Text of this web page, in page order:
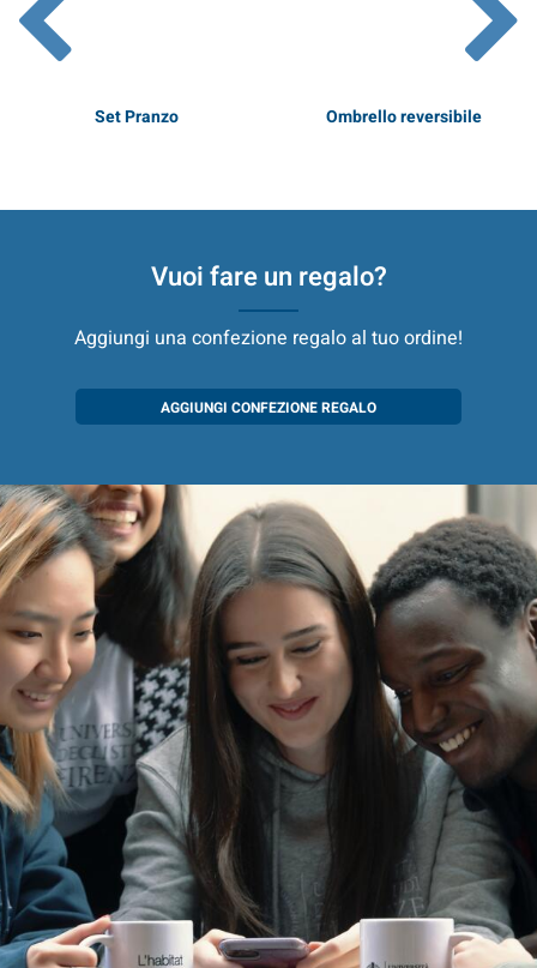
Set Pranzo Ombrello reversibile
Vuoi fare un regalo?
Aggiungi una confezione regalo al tuo ordine!
AGGIUNGI CONFEZIONE REGALO